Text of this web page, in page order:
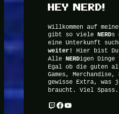
HEY NERD!
Willkommen auf
gibt so viele NERDs
eine Unterkunft
weiter!
Hier bist
Alle NERDigen
Egal ob die guten
Games,
gewisse Extra, was
braucht. Viel Spass.
Twitch Facebook YouTube